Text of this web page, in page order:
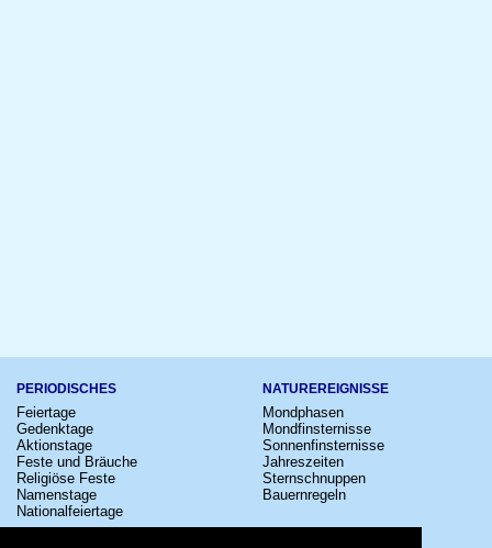
PERIODISCHES
Feiertage
Gedenktage
Aktionstage
Feste und Bräuche
Religiöse Feste
Namenstage
Nationalfeiertage
NATUREREIGNISSE
Mondphasen
Mondfinsternisse
Sonnenfinsternisse
Jahreszeiten
Sternschnuppen
Bauernregeln